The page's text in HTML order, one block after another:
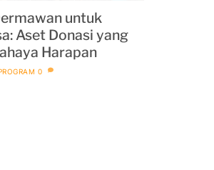
untuk
Aset Donasi yang
Harapan
0